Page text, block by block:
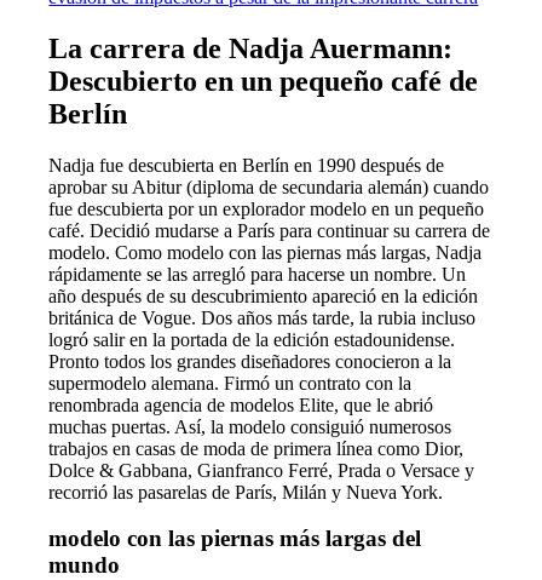
La carrera de Nadja Auermann:
Descubierto en un pequeño café de
Berlín
Nadja fue descubierta en Berlín en 1990 después de
aprobar su Abitur (diploma de secundaria alemán) cuando
fue descubierta por un explorador modelo en un pequeño
café. Decidió mudarse a París para continuar su carrera de
modelo. Como modelo con las piernas más largas, Nadja
rápidamente se las arregló para hacerse un nombre. Un
año después de su descubrimiento apareció en la edición
británica de Vogue. Dos años más tarde, la rubia incluso
logró salir en la portada de la edición estadounidense.
Pronto todos los grandes diseñadores conocieron a la
supermodelo alemana. Firmó un contrato con la
renombrada agencia de modelos Elite, que le abrió
muchas puertas. Así, la modelo consiguió numerosos
trabajos en casas de moda de primera línea como Dior,
Dolce & Gabbana, Gianfranco Ferré, Prada o Versace y
recorrió las pasarelas de París, Milán y Nueva York.
modelo con las piernas más largas del
mundo